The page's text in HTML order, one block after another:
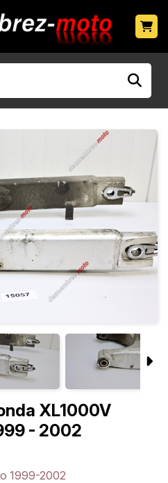
XL1000V
- 2002
1999-2002